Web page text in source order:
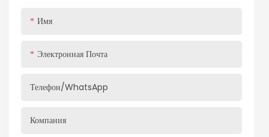
Имя
Электронная Почта
Телефон/WhatsApp
Компания